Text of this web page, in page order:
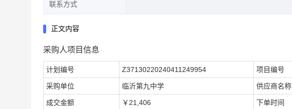
联系方式
正文内容
采购人项目信息
计划编号 Z37130220240411249954 项目编号
采购单位 临沂第九中学 供应商名称
成交金额 ￥21,406 下单时间